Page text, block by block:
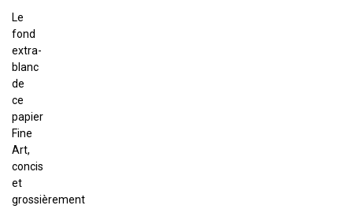
Le
fond
extra-
blanc
de
ce
papier
Fine
Art,
concis
et
grossièrement